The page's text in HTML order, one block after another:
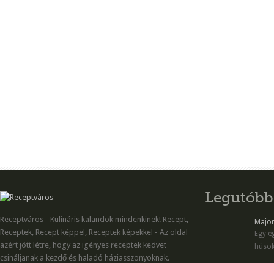
Receptváros - Kulináris kalandok mindenkinek! Recept,
Receptek, Recept képpel, Receptek képekkel - Az oldal
azért jött létre, hogy az igényes receptek kedvet
csináljanak a kezdő és haladó háziasszonyoknak.
Egy